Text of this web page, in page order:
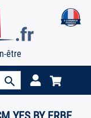
être
search